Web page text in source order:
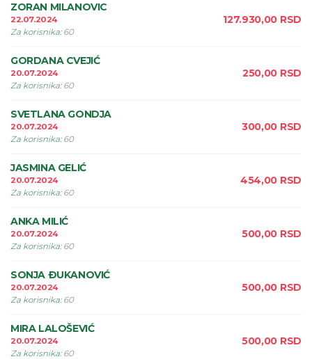
ZORAN MILANOVIC
22.07.2024
Za korisnika: 60
127.930,00 RSD
GORDANA CVEJIĆ
20.07.2024
Za korisnika: 60
250,00 RSD
SVETLANA GONDJA
20.07.2024
Za korisnika: 60
300,00 RSD
JASMINA GELIĆ
20.07.2024
Za korisnika: 60
454,00 RSD
ANKA MILIĆ
20.07.2024
Za korisnika: 60
500,00 RSD
SONJA ÐUKANOVIĆ
20.07.2024
Za korisnika: 60
500,00 RSD
MIRA LALOŠEVIĆ
20.07.2024
Za korisnika: 60
500,00 RSD